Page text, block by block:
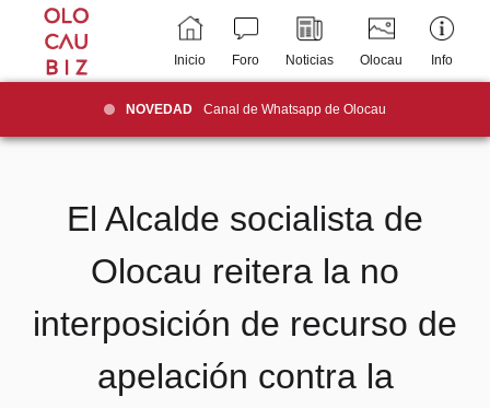
Inicio Foro Noticias Olocau Info
NOVEDAD Canal de Whatsapp de Olocau
El Alcalde socialista de
Olocau reitera la no
interposición de recurso de
apelación contra la